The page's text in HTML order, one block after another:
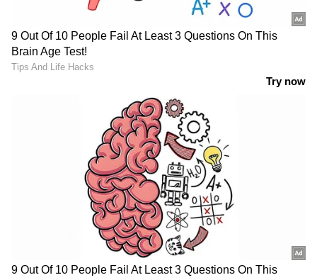
എല്ലാം ഒരൊറ്റ സ്ഥലത്ത്. ഏത് സമയത്തും,
എവിടെയും വിശ്വസനീയമായ വാർത്തകൾ
ലഭിക്കാൻAsianet News Malayalam
വി.ഡി. സതീശൻ
May 14 2026, 12:54 AM IST